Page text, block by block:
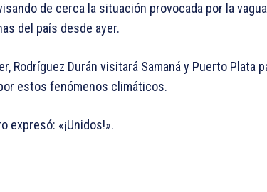
de cerca la situación provocada por la
del país desde ayer.
Rodríguez Durán visitará Samaná y Puerto Plata
estos fenómenos climáticos.
expresó: «¡Unidos!».